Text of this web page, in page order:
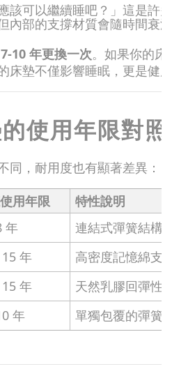
該可以繼續睡吧？」這是
內部的支撐材質會隨時間衰
10 年更換一次。如果你的
床墊不僅影響睡眠，更是健
使用年限對
同，耐用度也有顯著差異：
用年限
特性說明
年
連結式彈簧結構
年
高密度記憶綿支
年
天然乳膠回彈性
年 單獨包覆的彈簧